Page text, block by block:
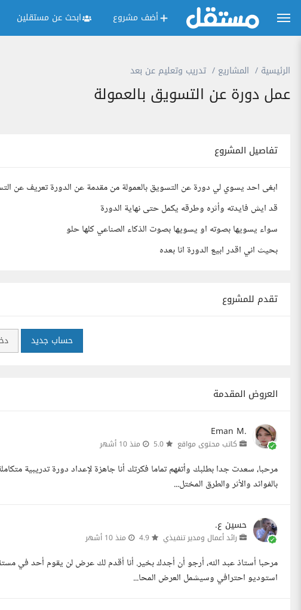
أضف مشروع ابحث عن مستقلين
الرئيسية المشاريع تدريب وتعليم عن بعد
عمل دورة عن التسويق بالعمولة
تفاصيل المشروع
ابغى احد يسوي لي دورة عن التسويق بالعمولة من مقدمة عن الدورة تعريف عن
قد ايش فايدته وأثره وطرقه يكمل حتى نهاية الدورة
سواء يسويها بصوته او يسويها بصوت الذكاء الصناعي كلها حلو
بحيث اني اقدر ابيع الدورة انا بعده
تقدم للمشروع
حساب جديد
العروض المقدمة
Eman M.
كاتب محتوى مواقع منذ 10 أشهر
مرحبا، سعدت جدا بطلبك وأتفهم تماما فكرتك أنا جاهزة لإعداد دورة تدريبية
بالفوائد والأثر والطرق المختل...
حسين ع.
رائد أعمال ومدير تنفيذي منذ 10 أشهر
مرحبا أستاذ عبد الله، أرجو أن أجدك بخير. أنا أقدم لك عرض لن يقوم أحد في
استوديو احترافي وسيشمل العرض المحا...